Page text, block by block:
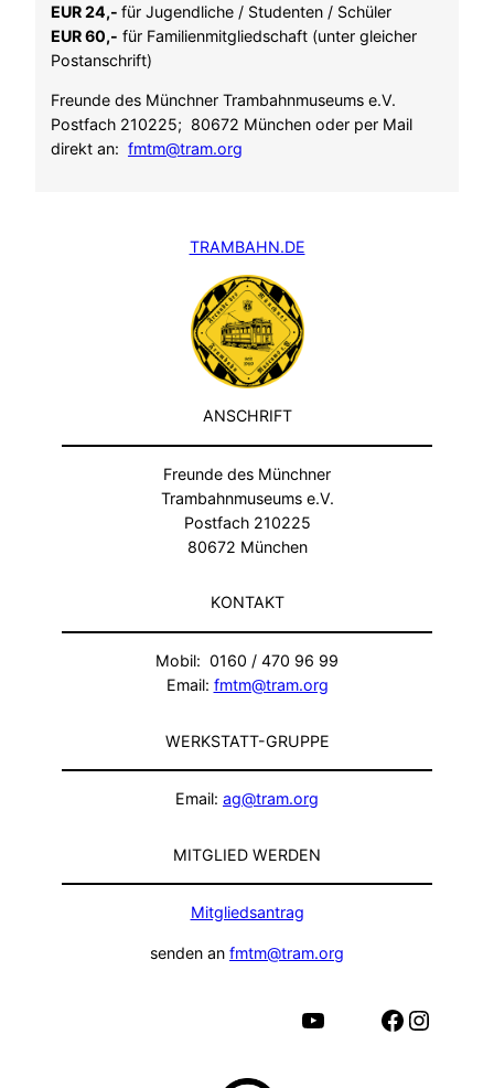
EUR 24,- für Jugendliche / Studenten / Schüler
EUR 60,- für Familienmitgliedschaft (unter gleicher
Postanschrift)
Freunde des Münchner Trambahnmuseums e.V.
Postfach 210225; 80672 München oder per Mail
direkt an: fmtm@tram.org
TRAMBAHN.DE
ANSCHRIFT
Freunde des Münchner
Trambahnmuseums e.V.
Postfach 210225
80672 München
KONTAKT
Mobil: 0160 / 470 96 99
Email: fmtm@tram.org
WERKSTATT-GRUPPE
Email: ag@tram.org
MITGLIED WERDEN
Mitgliedsantrag
senden an fmtm@tram.org
Facebook Instagram
YouTube